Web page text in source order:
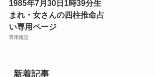
1985年7月30日1時39分生
まれ・女さんの四柱推命占
い専用ページ
専用鑑定
新着記事